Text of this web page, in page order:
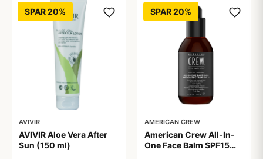
SPAR 20%
AVIVIR
AVIVIR Aloe Vera After
Sun (150 ml)
SPAR 20%
AMERICAN CREW
American Crew All-In-
One Face Balm SPF15